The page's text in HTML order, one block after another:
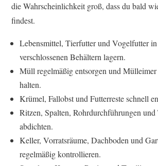
die Wahrscheinlichkeit groß, dass du bald
findest.
Lebensmittel, Tierfutter und Vogelfutter
verschlossenen Behältern lagern.
Müll regelmäßig entsorgen und Mülleimer
halten.
Krümel, Fallobst und Futterreste schnell
Ritzen, Spalten, Rohrdurchführungen und
abdichten.
Keller, Vorratsräume, Dachboden und
regelmäßig kontrollieren.